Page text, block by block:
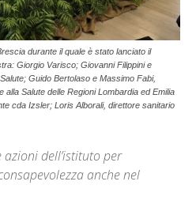
durante il quale è stato lanciato il
Giorgio Varisco; Giovanni Filippini e
Guido Bertolaso e Massimo Fabi,
Salute delle Regioni Lombardia ed Emilia
cda Izsler; Loris Alborali, direttore sanitario
dell’istituto per
anche nel